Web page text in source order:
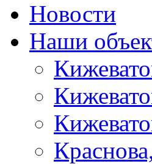
Новости
Наши